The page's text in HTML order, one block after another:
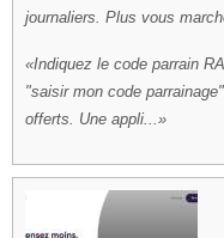
journaliers. Plus vous
Indiquez le code parrain
"saisir mon code
offerts. Une appli...